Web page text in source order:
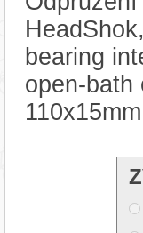
bearing
open-bath